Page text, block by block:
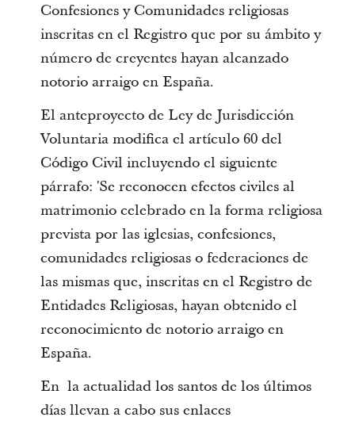
Confesiones y Comunidades religiosas
inscritas en el Registro que por su ámbito y
número de creyentes hayan alcanzado
notorio arraigo en España.
El anteproyecto de Ley de Jurisdicción
Voluntaria modifica el artículo 60 del
Código Civil incluyendo el siguiente
párrafo: 'Se reconocen efectos civiles al
matrimonio celebrado en la forma religiosa
prevista por las iglesias, confesiones,
comunidades religiosas o federaciones de
las mismas que, inscritas en el Registro de
Entidades Religiosas, hayan obtenido el
reconocimiento de notorio arraigo en
España.
En la actualidad los santos de los últimos
días llevan a cabo sus enlaces